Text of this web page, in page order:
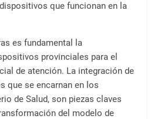
que funcionan en la
es fundamental la
provinciales para el
de atención. La integración de
que se encarnan en los
de Salud, son piezas claves
del modelo de